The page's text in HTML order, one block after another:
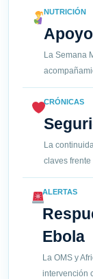
NUTRICIÓN
La Semana
CRÓNICAS
La
claves
ALERTAS
Ebola
La OMS y
intervención